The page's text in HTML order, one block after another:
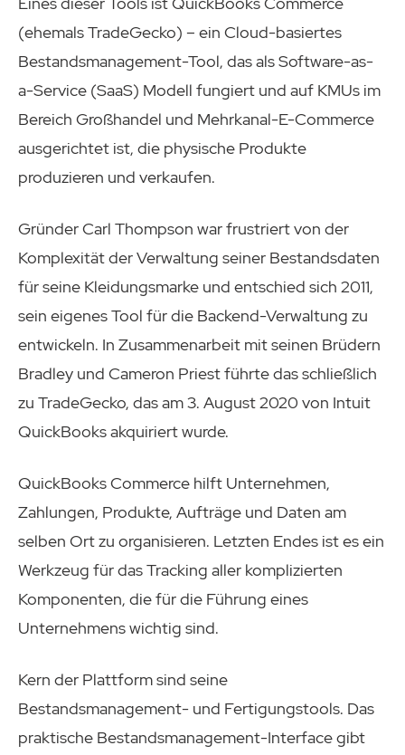
(ehemals TradeGecko) – ein Cloud-basiertes
Bestandsmanagement-Tool, das als Software-as-
a-Service (SaaS) Modell fungiert und auf KMUs im
Bereich Großhandel und Mehrkanal-E-Commerce
ausgerichtet ist, die physische Produkte
produzieren und verkaufen.
Gründer Carl Thompson war frustriert von der
Komplexität der Verwaltung seiner Bestandsdaten
für seine Kleidungsmarke und entschied sich 2011,
sein eigenes Tool für die Backend-Verwaltung zu
entwickeln. In Zusammenarbeit mit seinen Brüdern
Bradley und Cameron Priest führte das schließlich
zu TradeGecko, das am 3. August 2020 von Intuit
QuickBooks akquiriert wurde.
QuickBooks Commerce hilft Unternehmen,
Zahlungen, Produkte, Aufträge und Daten am
selben Ort zu organisieren. Letzten Endes ist es ein
Werkzeug für das Tracking aller komplizierten
Komponenten, die für die Führung eines
Unternehmens wichtig sind.
Kern der Plattform sind seine
Bestandsmanagement- und Fertigungstools. Das
praktische Bestandsmanagement-Interface gibt